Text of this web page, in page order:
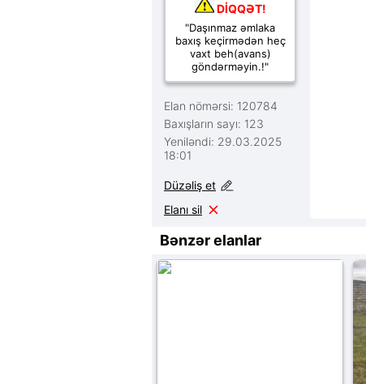
DİQQƏT!
"Daşınmaz əmlaka
baxış keçirmədən heç
vaxt beh(avans)
göndərməyin.!"
Elan nömərsi: 120784
Baxışların sayı: 123
Yeniləndi: 29.03.2025
18:01
Düzəliş et
Elanı sil
Bənzər elanlar